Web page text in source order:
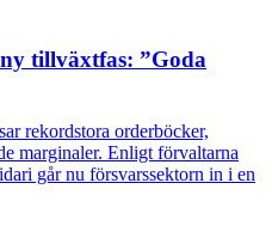
tillväxtfas: ”Goda
rekordstora orderböcker,
marginaler. Enligt förvaltarna
går nu försvarssektorn in i en